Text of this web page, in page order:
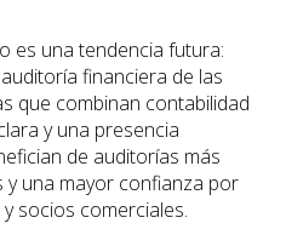
es una tendencia futura:
financiera de las
que combinan contabilidad
y una presencia
de auditorías más
y una mayor confianza por
socios comerciales.